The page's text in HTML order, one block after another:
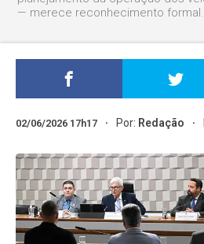
— merece reconhecimento formal.
02/06/2026 17h17 Por: Redação